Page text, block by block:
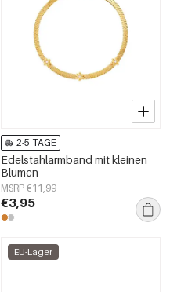
2-5 TAGE
Edelstahlarmband mit kleinen
Blumen
MSRP €11,99
€3,95
EU-Lager